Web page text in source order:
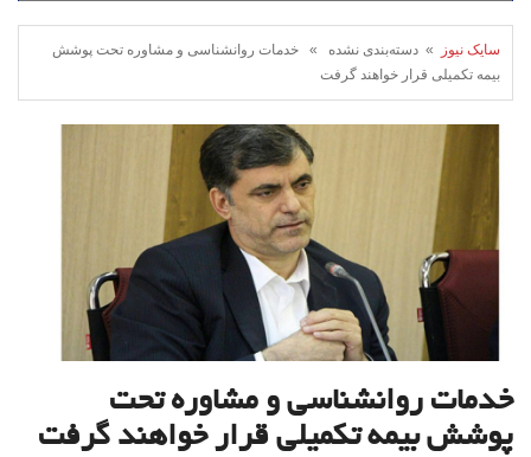
سایک نیوز
» دسته‌بندی نشده » خدمات روانشناسی و مشاوره تحت پوشش
بیمه تکمیلی قرار خواهند گرفت
خدمات روانشناسی و مشاوره تحت
پوشش بیمه تکمیلی قرار خواهند گرفت